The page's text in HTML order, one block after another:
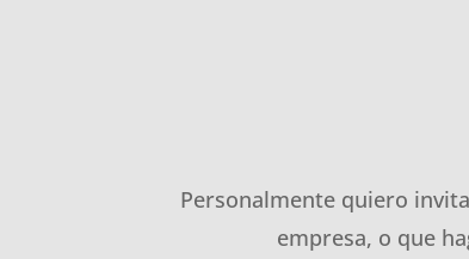
Personalmente quiero
empresa, o que